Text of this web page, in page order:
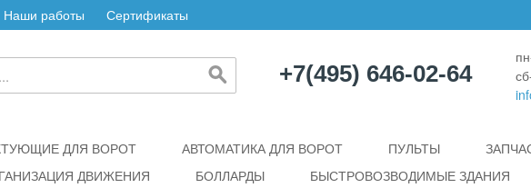
Наши работы Сертификаты
+7(495) 646-02-64
ДЛЯ ВОРОТ АВТОМАТИКА ДЛЯ ВОРОТ ПУЛЬТЫ
ДВИЖЕНИЯ БОЛЛАРДЫ
БЫСТРОВОЗВОДИМЫЕ ЗДАНИЯ